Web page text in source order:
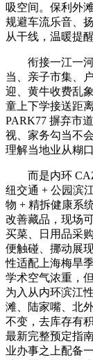
吸空间。保利外
规避车流乐音、
从干线，温暖提
衔接一江一河
当、亲子市集、
迎、黄牛收费乱
童上下学接送距
PARK77 摒弃市
视、家务勾当不
理解当地业从糊
而是内环 CAZ
纽交通 + 公园滨
物 + 精拆健康系
改善藏品，现场
买菜、日用品采
便触碰、挪动展
性适配上海梅旱
学术空气浓重，
为入从内环滨江
滩、陆家嘴、北
不变，去库存有
最新完整预定指
业办事之上配备